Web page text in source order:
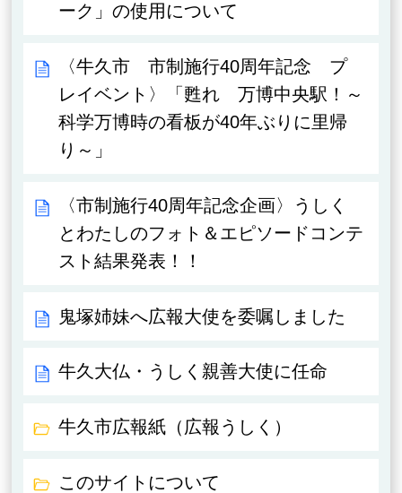
ーク」の使用について
〈牛久市 市制施行40周年記念 プ
レイベント〉「甦れ 万博中央駅！～
科学万博時の看板が40年ぶりに里帰
り～」
〈市制施行40周年記念企画〉うしく
とわたしのフォト＆エピソードコンテ
スト結果発表！！
鬼塚姉妹へ広報大使を委嘱しました
牛久大仏・うしく親善大使に任命
牛久市広報紙（広報うしく）
このサイトについて